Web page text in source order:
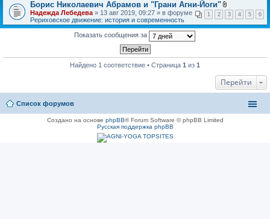
Борис Николаевич Абрамов и "Грани Агни-Йоги"
В
л
о
1 2 3 4 5 6
Надежда Лебедева » 13 авг 2019, 09:27 » в форуме
Рериховское движение: история и современность
Показать сообщения за
Найдено 1 соответствие • Страница 1 из 1
Перейти
Список форумов
Создано на основе phpBB® Forum Software © phpBB Limited
Русская поддержка phpBB